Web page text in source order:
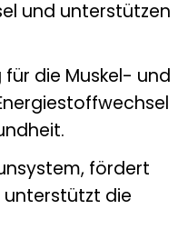
und unterstützen
die Muskel- und
fördert
unterstützt die